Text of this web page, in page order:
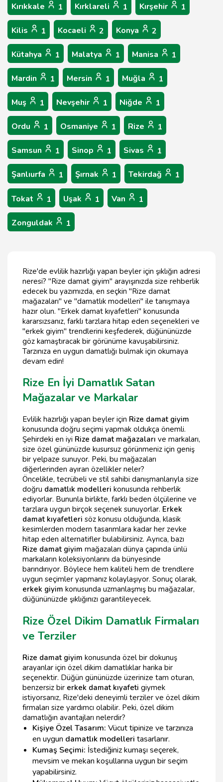
Kırıkkale 1 Kırklareli 1 Kırşehir 1
Kilis 1 Kocaeli 2 Konya 2
Kütahya 1 Malatya 1 Manisa 1
Mardin 1 Mersin 1 Muğla 1
Muş 1 Nevşehir 1 Niğde 1
Ordu 1 Osmaniye 1 Rize 1
Samsun 1 Sinop 1 Sivas 1
Şanlıurfa 1 Şırnak 1 Tekirdağ 1
Tokat 1 Uşak 1 Van 1
Zonguldak 1
Rize'de evlilik hazırlığı yapan beyler için şıklığın adresi
neresi? "Rize damat giyim" arayışınızda size rehberlik
edecek bu yazımızda, en seçkin "Rize damat
mağazaları" ve "damatlık modelleri" ile tanışmaya
hazır olun. "Erkek damat kıyafetleri" konusunda
kararsızsanız, farklı tarzlara hitap eden seçenekleri ve
"erkek giyim" trendlerini keşfederek, düğününüzde
göz kamaştıracak bir görünüme kavuşabilirsiniz.
Tarzınıza en uygun damatlığı bulmak için okumaya
devam edin!
Rize En İyi Damatlık Satan
Mağazalar ve Markalar
Evlilik hazırlığı yapan beyler için Rize damat giyim
konusunda doğru seçimi yapmak oldukça önemli.
Şehirdeki en iyi Rize damat mağazaları ve markaları,
size özel gününüzde kusursuz görünmeniz için geniş
bir yelpaze sunuyor. Peki, bu mağazaları
diğerlerinden ayıran özellikler neler?
Öncelikle, tecrübeli ve stil sahibi danışmanlarıyla size
doğru damatlık modelleri konusunda rehberlik
ediyorlar. Bununla birlikte, farklı beden ölçülerine ve
tarzlara uygun birçok seçenek sunuyorlar. Erkek
damat kıyafetleri söz konusu olduğunda, klasik
kesimlerden modern tasarımlara kadar her zevke
hitap eden alternatifler bulabilirsiniz. Ayrıca, bazı
Rize damat giyim mağazaları dünya çapında ünlü
markaların koleksiyonlarını da bünyesinde
barındırıyor. Böylece hem kaliteli hem de trendlere
uygun seçimler yapmanız kolaylaşıyor. Sonuç olarak,
erkek giyim konusunda uzmanlaşmış bu mağazalar,
düğününüzde şıklığınızı garantileyecek.
Rize Özel Dikim Damatlık Firmaları
ve Terziler
Rize damat giyim konusunda özel bir dokunuş
arayanlar için özel dikim damatlıklar harika bir
seçenektir. Düğün gününüzde üzerinize tam oturan,
benzersiz bir erkek damat kıyafeti giymek
istiyorsanız, Rize'deki deneyimli terziler ve özel dikim
firmaları size yardımcı olabilir. Peki, özel dikim
damatlığın avantajları nelerdir?
Kişiye Özel Tasarım: Vücut tipinize ve tarzınıza
en uygun damatlık modelleri tasarlanır.
Kumaş Seçimi: İstediğiniz kumaşı seçerek,
mevsim ve mekan koşullarına uygun bir seçim
yapabilirsiniz.